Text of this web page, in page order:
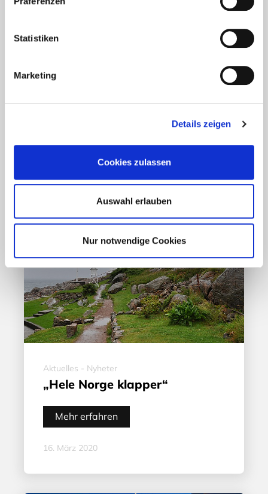
Statistiken
Marketing
Details zeigen
Cookies zulassen
Auswahl erlauben
Nur notwendige Cookies
Aktuelles - Nyheter
Ansteckungsgefahren aus dem
Aktuelles - Nyheter
„Hele Norge klapper“
Mehr erfahren
16. März 2020